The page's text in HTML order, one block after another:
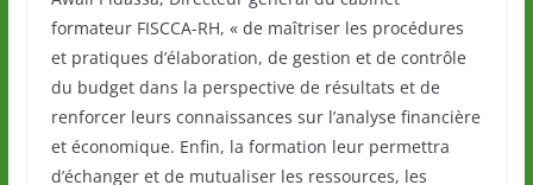
formateur FISCCA-RH, « de maîtriser les procédures
et pratiques d’élaboration, de gestion et de contrôle
du budget dans la perspective de résultats et de
renforcer leurs connaissances sur l’analyse financière
et économique. Enfin, la formation leur permettra
d’échanger et de mutualiser les ressources, les